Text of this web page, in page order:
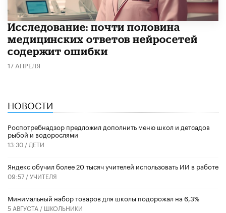
Исследование: почти половина
медицинских ответов нейросетей
содержит ошибки
17 АПРЕЛЯ
НОВОСТИ
Роспотребнадзор предложил дополнить меню школ и детсадов
рыбой и водорослями
13:30 / ДЕТИ
​Яндекс обучил более 20 тысяч учителей использовать ИИ в работе
09:57 /УЧИТЕЛЯ
Минимальный набор товаров для школы подорожал на 6,3%
5 АВГУСТА / ШКОЛЬНИКИ